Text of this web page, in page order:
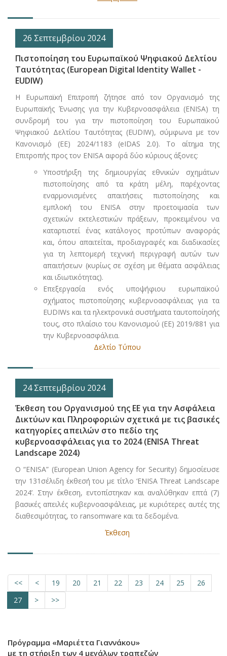
26 Σεπτεμβρίου 2024
Πιστοποίηση του Ευρωπαϊκού Ψηφιακού Δελτίου
Ταυτότητας (European Digital Identity Wallet -
EUDIW)
Η Ευρωπαϊκή Επιτροπή ζήτησε από τον Οργανισμό της
Ευρωπαϊκής Ένωσης για την Κυβερνοασφάλεια (ENISA) τη
συνδρομή του για την πιστοποίηση του Ευρωπαϊκού
Ψηφιακού Δελτίου Ταυτότητας (EUDIW), σύμφωνα με τον
Κανονισμό (ΕΕ) 2024/1183 (eIDAS 2.0). Το αίτημα της
Επιτροπής προς τον ENISA αφορά δύο κύριους άξονες:
Υποστήριξη της δημιουργίας εθνικών σχημάτων
πιστοποίησης από τα κράτη μέλη, παρέχοντας
εναρμονισμένες απαιτήσεις πιστοποίησης και
εμπλοκή του ENISA στην προετοιμασία των
σχετικών εκτελεστικών πράξεων, προκειμένου να
καταρτιστεί ένας κατάλογος προτύπων αναφοράς
και, όπου απαιτείται, προδιαγραφές και διαδικασίες
για τη λεπτομερή τεχνική περιγραφή αυτών των
απαιτήσεων (κυρίως σε σχέση με θέματα ασφάλειας
και ιδιωτικότητας).
Επεξεργασία ενός υποψήφιου ευρωπαϊκού
σχήματος πιστοποίησης κυβερνοασφάλειας για τα
EUDIWs και τα ηλεκτρονικά συστήματα ταυτοποίησής
τους, στο πλαίσιο του Κανονισμού (ΕΕ) 2019/881 για
την Κυβερνοασφάλεια.
Δελτίο Τύπου
24 Σεπτεμβρίου 2024
Έκθεση του Οργανισμού της ΕΕ για την Ασφάλεια
Δικτύων και Πληροφοριών σχετικά με τις βασικές
κατηγορίες απειλών στο πεδίο της
κυβερνοασφάλειας για το 2024 (ENISA Threat
Landscape 2024)
O “ENISA” (European Union Agency for Security) δημοσίευσε
την 131σέλιδη έκθεσή του με τίτλο ‘ENISA Threat Landscape
2024’. Στην έκθεση, εντοπίστηκαν και αναλύθηκαν επτά (7)
βασικές απειλές κυβερνοασφάλειας, με κυριότερες αυτές της
διαθεσιμότητας, το ransomware και τα δεδομένα.
Έκθεση
<< < 19 20 21 22 23 24 25
26
27
> >>
Πρόγραμμα «Μαριέττα Γιαννάκου»
με τη στήριξη των 4 μεγάλων τραπεζών